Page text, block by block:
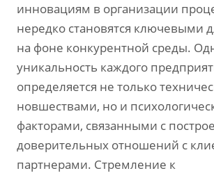
инновациям в организации
нередко становятся ключевыми
на фоне конкурентной среды.
уникальность каждого
определяется не только
новшествами‚ но и
факторами‚ связанными с
доверительных отношений с
партнерами. Стремление к